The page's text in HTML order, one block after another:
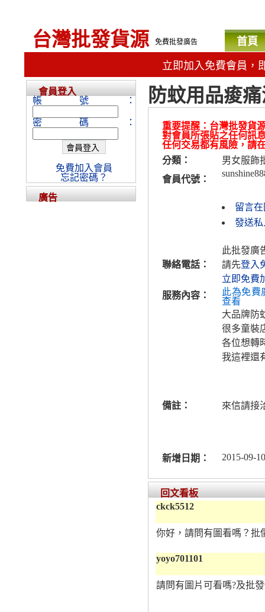
台灣批發貨源 免費批發廣告 首頁
立即加入免費會員，
防蚊用品痠
重要提醒：台灣批發貨
對會員所張貼之任何訊
任何交易都有風險，請
分類：
男女服飾
會員代號：
留言
發送私
聯絡電話：
此批發廣
請先登入
立即免費
服務內容：
此為免費
查看
大品牌防
很多童裝
各位想轉
我這裡還
備註： 來信請接
新增日期： 2015-09-
回文看板
ckck5512
你好，請問有圖看嗎？批
yoyo701101
請問有圖片可看嗎?及批
會員登入
帳號：
密碼：
免費加入會員
忘記密碼？
廣告